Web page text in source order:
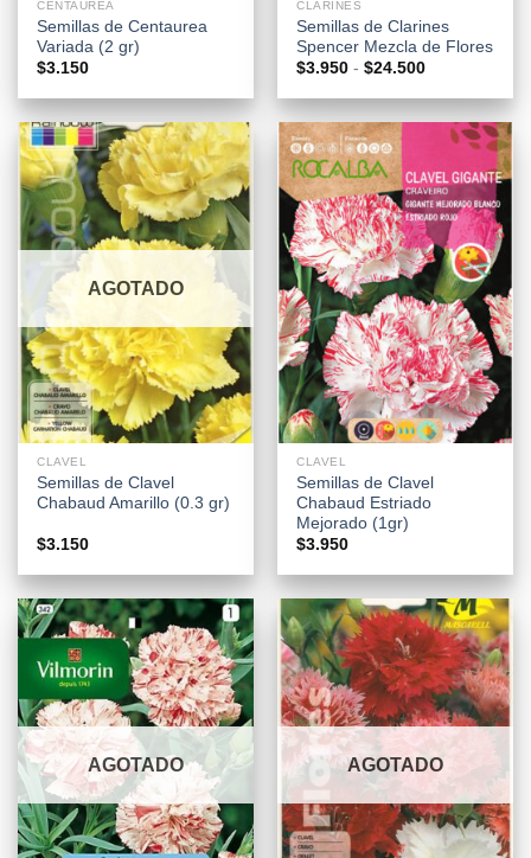
CENTAUREA
Semillas de Centaurea
Variada (2 gr)
$3.150
CLARINES
Semillas de Clarines
Spencer Mezcla de Flores
$3.950 - $24.500Rango
precios:
$3.950
hasta
AGOTADO
CLAVEL
Semillas de Clavel
Chabaud Amarillo (0.3 gr)
$3.150
CLAVEL
Semillas de Clavel
Chabaud Estriado
Mejorado (1gr)
$3.950
AGOTADO AGOTADO